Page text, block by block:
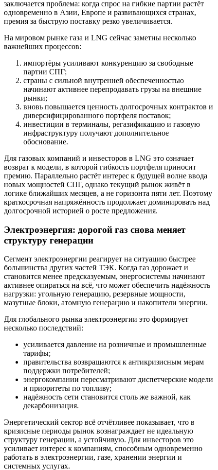
заключается проблема: когда спрос на гибкие партии растёт
одновременно в Азии, Европе и развивающихся странах,
премия за быструю поставку резко увеличивается.
На мировом рынке газа и LNG сейчас заметны несколько
важнейших процессов:
импортёры усиливают конкуренцию за свободные
партии СПГ;
страны с сильной внутренней обеспеченностью
начинают активнее перепродавать грузы на внешние
рынки;
вновь повышается ценность долгосрочных контрактов и
диверсифицированного портфеля поставок;
инвестиции в терминалы, регазификацию и газовую
инфраструктуру получают дополнительное
обоснование.
Для газовых компаний и инвесторов в LNG это означает
возврат к модели, в которой гибкость портфеля приносит
премию. Параллельно растёт интерес к будущей волне ввода
новых мощностей СПГ, однако текущий рынок живёт в
логике ближайших месяцев, а не горизонта пяти лет. Поэтому
краткосрочная напряжённость продолжает доминировать над
долгосрочной историей о росте предложения.
Электроэнергия: дорогой газ снова меняет
структуру генерации
Сегмент электроэнергии реагирует на ситуацию быстрее
большинства других частей ТЭК. Когда газ дорожает и
становится менее предсказуемым, энергосистемы начинают
активнее опираться на всё, что может обеспечить надёжность
нагрузки: угольную генерацию, резервные мощности,
мазутные блоки, атомную генерацию и накопители энергии.
Для глобального рынка электроэнергии это формирует
несколько последствий:
усиливается давление на розничные и промышленные
тарифы;
правительства возвращаются к антикризисным мерам
поддержки потребителей;
энергокомпании пересматривают диспетчерские модели
и приоритеты по топливу;
надёжность сети становится столь же важной, как
декарбонизация.
Энергетический сектор всё отчётливее показывает, что в
кризисные периоды рынок вознаграждает не идеальную
структуру генерации, а устойчивую. Для инвесторов это
усиливает интерес к компаниям, способным одновременно
работать в электроэнергии, газе, хранении энергии и
системных услугах.